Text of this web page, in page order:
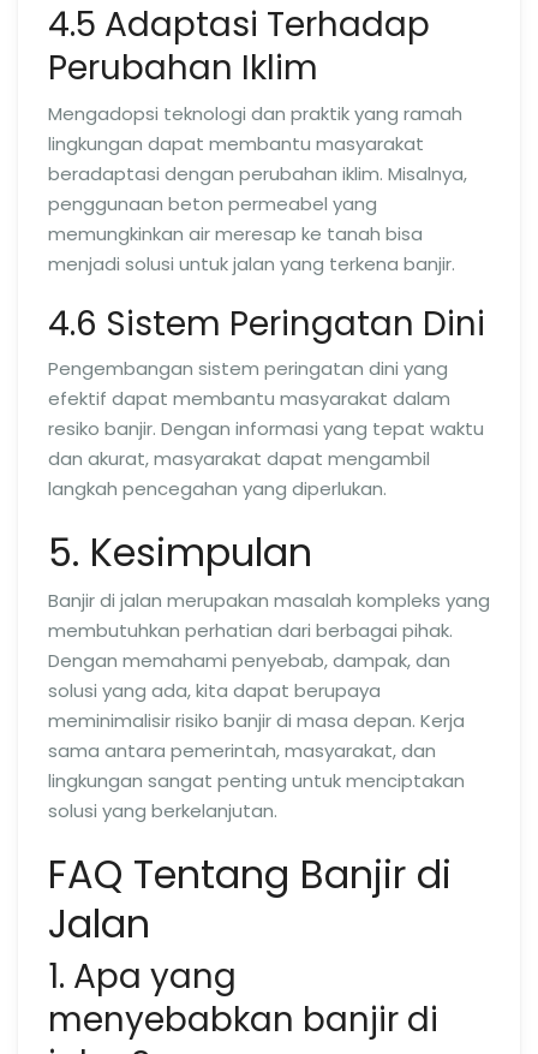
4.5 Adaptasi Terhadap
Perubahan Iklim
Mengadopsi teknologi dan praktik yang ramah
lingkungan dapat membantu masyarakat
beradaptasi dengan perubahan iklim. Misalnya,
penggunaan beton permeabel yang
memungkinkan air meresap ke tanah bisa
menjadi solusi untuk jalan yang terkena banjir.
4.6 Sistem Peringatan Dini
Pengembangan sistem peringatan dini yang
efektif dapat membantu masyarakat dalam
resiko banjir. Dengan informasi yang tepat waktu
dan akurat, masyarakat dapat mengambil
langkah pencegahan yang diperlukan.
5. Kesimpulan
Banjir di jalan merupakan masalah kompleks yang
membutuhkan perhatian dari berbagai pihak.
Dengan memahami penyebab, dampak, dan
solusi yang ada, kita dapat berupaya
meminimalisir risiko banjir di masa depan. Kerja
sama antara pemerintah, masyarakat, dan
lingkungan sangat penting untuk menciptakan
solusi yang berkelanjutan.
FAQ Tentang Banjir di
Jalan
1. Apa yang
menyebabkan banjir di